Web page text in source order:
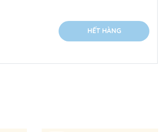
HẾT HÀNG